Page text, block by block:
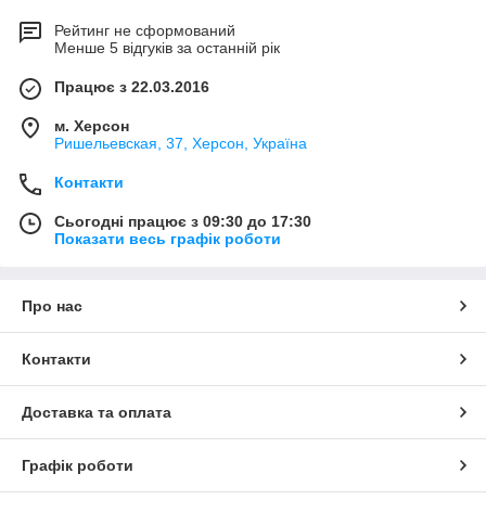
Рейтинг не сформований
Менше 5 відгуків за останній рік
Працює з 22.03.2016
м. Херсон
Ришельевская, 37, Херсон, Україна
Контакти
Сьогодні працює з 09:30 до 17:30
Показати весь графік роботи
Про нас
Контакти
Доставка та оплата
Графік роботи